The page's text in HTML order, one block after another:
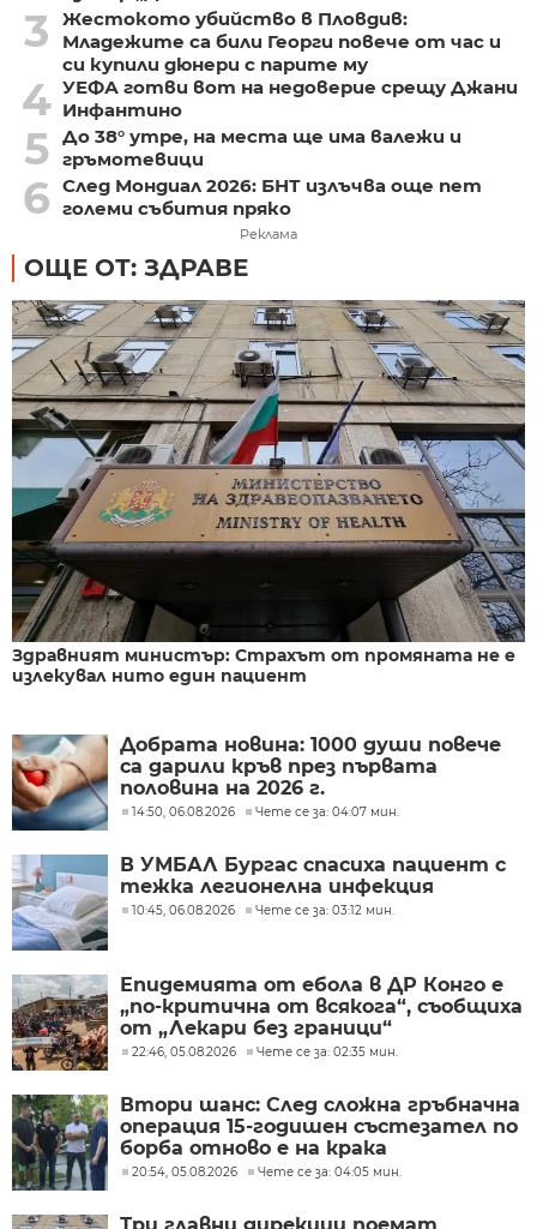
3
Жестокото убийство в Пловдив:
Младежите са били Георги повече от час и
си купили дюнери с парите му
4 УЕФА готви вот на недоверие срещу Джани
Инфантино
5 До 38° утре, на места ще има валежи и
гръмотевици
6 След Мондиал 2026: БНТ излъчва още пет
големи събития пряко
Реклама
ОЩЕ ОТ: ЗДРАВЕ
Здравният министър: Страхът от промяната не е
излекувал нито един пациент
Добрата новина: 1000 души повече
са дарили кръв през първата
половина на 2026 г.
14:50, 06.08.2026 Чете се за: 04:07 мин.
В УМБАЛ Бургас спасиха пациент с
тежка легионелна инфекция
10:45, 06.08.2026 Чете се за: 03:12 мин.
Епидемията от ебола в ДР Конго е
„по-критична от всякога“, съобщиха
от „Лекари без граници“
22:46, 05.08.2026 Чете се за: 02:35 мин.
Втори шанс: След сложна гръбначна
операция 15-годишен състезател по
борба отново е на крака
20:54, 05.08.2026 Чете се за: 04:05 мин.